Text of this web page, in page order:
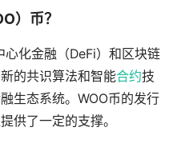
）币？
化金融（DeFi）和区块链
的共识算法和智能合约技
生态系统。WOO币的发行
供了一定的支撑。